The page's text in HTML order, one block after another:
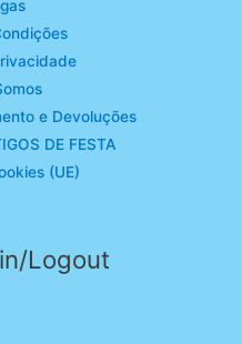
e Devoluções
DE FESTA
(UE)
Logout